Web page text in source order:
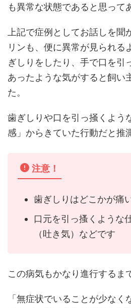
も異常な状態であると思って
上記で症例としてお話しを聞
リンも、便に異常が見られる
ぎしりをしたり、手で口を引
あったような気がすると飼い
た。
歯ぎしりや口を引っ掻くよう
感」からきていた行動だと推
注意！
歯ぎしりはどこかが痛
口元を引っ搔くような
（吐き気）などです
この病気もかなり進行するま
「無症状でいることが少なく